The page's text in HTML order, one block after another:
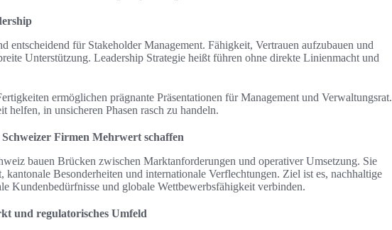
entscheidend für Stakeholder Management. Fähigkeit, Vertrauen aufzubauen und
Unterstützung. Leadership Strategie heißt führen ohne direkte Linienmacht und
ermöglichen prägnante Präsentationen für Management und Verwaltungsrat.
helfen, in unsicheren Phasen rasch zu handeln.
Firmen Mehrwert schaffen
bauen Brücken zwischen Marktanforderungen und operativer Umsetzung. Sie
Besonderheiten und internationale Verflechtungen. Ziel ist es, nachhaltige
Kundenbedürfnisse und globale Wettbewerbsfähigkeit verbinden.
und regulatorisches Umfeld